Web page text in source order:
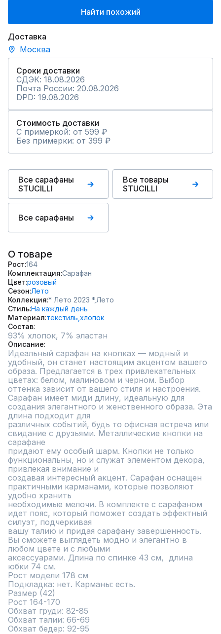
Найти похожий
Доставка
Москва
Сроки доставки
СДЭК: 18.08.2026
Почта России: 20.08.2026
DPD: 19.08.2026
Стоимость доставки
С примеркой: от 599 ₽
Без примерки: от 399 ₽
Все сарафаны
STUCILLI
Все товары
STUCILLI
Все сарафаны
О товаре
Рост 164
Комплектация Сарафан
Цвет розовый
Сезон Лето
Коллекция * Лето 2023 *, Лето
СтильНа каждый день
Материал текстиль, хлопок
Состав
93% хлопок, 7% эластан
Описание
Идеальный сарафан на кнопках — модный и
удобный, он станет настоящим акцентом вашего
образа. Предлагается в трех привлекательных
цветах: белом, малиновом и черном. Выбор
оттенка зависит от вашего стиля и настроения.
Сарафан имеет миди длину, идеальную для
создания элегантного и женственного образа. Эта
длина подходит для
различных событий, будь то офисная встреча или
свидание с друзьями. Металлические кнопки на
сарафане
придают ему особый шарм. Кнопки не только
функциональны, но и служат элементом декора,
привлекая внимание и
создавая интересный акцент. Сарафан оснащен
практичными карманами, которые позволяют
удобно хранить
необходимые мелочи. В комплекте с сарафаном
идет пояс, который поможет создать эффектный
силуэт, подчеркивая
вашу талию и придая сарафану завершенность.
Вы сможете выглядеть модно и элегантно в
любом цвете и с любыми
аксессуарами. Длина по спинке 43 см,  длина
юбки 74 см.
Рост модели 178 см
Подкладка: нет. Карманы: есть.
Размер (42)
Рост 164-170
Обхват груди: 82-85
Обхват талии: 66-69
Обхват бедер: 92-95